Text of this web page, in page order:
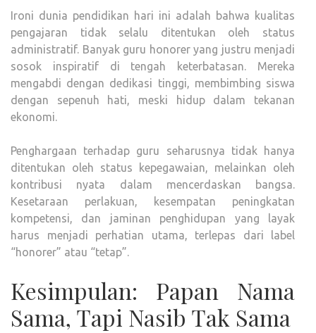
Ironi dunia pendidikan hari ini adalah bahwa kualitas
pengajaran tidak selalu ditentukan oleh status
administratif. Banyak guru honorer yang justru menjadi
sosok inspiratif di tengah keterbatasan. Mereka
mengabdi dengan dedikasi tinggi, membimbing siswa
dengan sepenuh hati, meski hidup dalam tekanan
ekonomi.
Penghargaan terhadap guru seharusnya tidak hanya
ditentukan oleh status kepegawaian, melainkan oleh
kontribusi nyata dalam mencerdaskan bangsa.
Kesetaraan perlakuan, kesempatan peningkatan
kompetensi, dan jaminan penghidupan yang layak
harus menjadi perhatian utama, terlepas dari label
“honorer” atau “tetap”.
Kesimpulan: Papan Nama
Sama, Tapi Nasib Tak Sama